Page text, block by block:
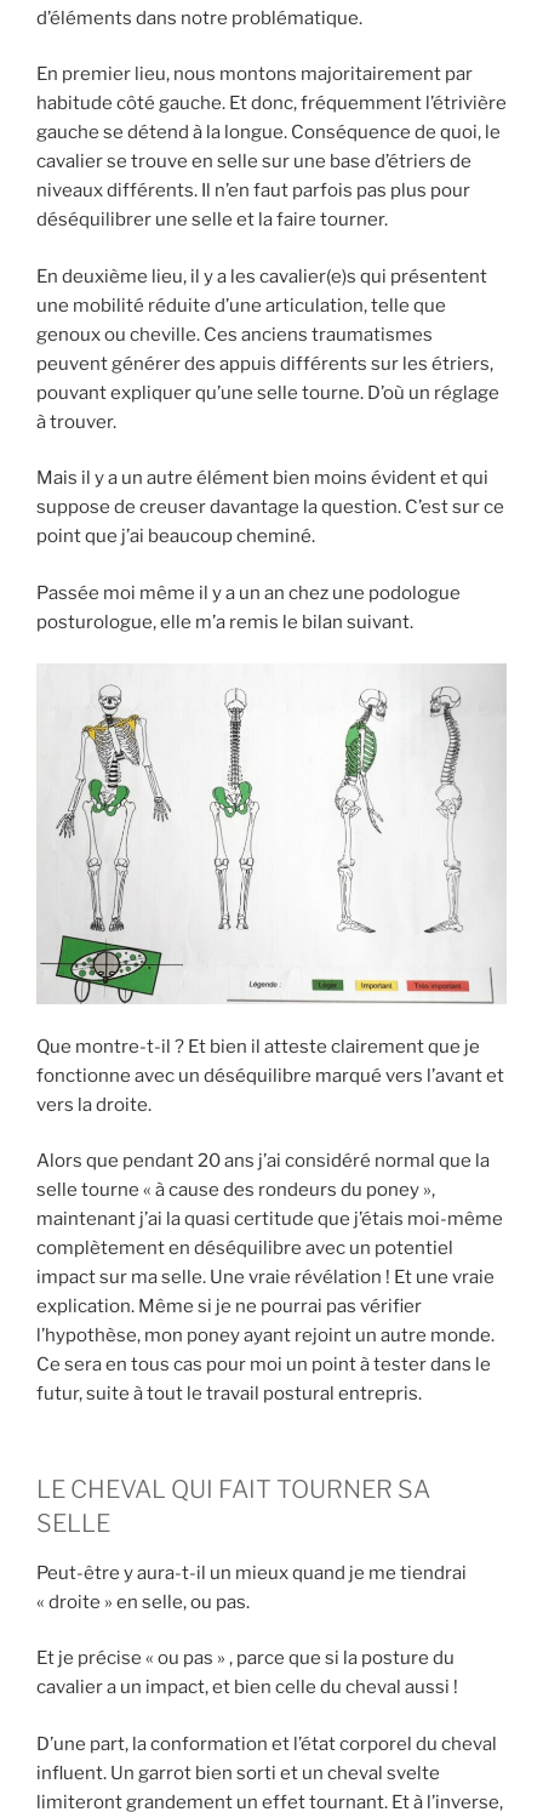
d’éléments dans notre problématique.
En premier lieu, nous montons majoritairement par
habitude côté gauche. Et donc, fréquemment l’étrivière
gauche se détend à la longue. Conséquence de quoi, le
cavalier se trouve en selle sur une base d’étriers de
niveaux différents. Il n’en faut parfois pas plus pour
déséquilibrer une selle et la faire tourner.
En deuxième lieu, il y a les cavalier(e)s qui présentent
une mobilité réduite d’une articulation, telle que
genoux ou cheville. Ces anciens traumatismes
peuvent générer des appuis différents sur les étriers,
pouvant expliquer qu’une selle tourne. D’où un réglage
à trouver.
Mais il y a un autre élément bien moins évident et qui
suppose de creuser davantage la question. C’est sur ce
point que j’ai beaucoup cheminé.
Passée moi même il y a un an chez une podologue
posturologue, elle m’a remis le bilan suivant.
Que montre-t-il ? Et bien il atteste clairement que je
fonctionne avec un déséquilibre marqué vers l’avant et
vers la droite.
Alors que pendant 20 ans j’ai considéré normal que la
selle tourne « à cause des rondeurs du poney »,
maintenant j’ai la quasi certitude que j’étais moi-même
complètement en déséquilibre avec un potentiel
impact sur ma selle. Une vraie révélation ! Et une vraie
explication. Même si je ne pourrai pas vérifier
l’hypothèse, mon poney ayant rejoint un autre monde.
Ce sera en tous cas pour moi un point à tester dans le
futur, suite à tout le travail postural entrepris.
LE CHEVAL QUI FAIT TOURNER SA
SELLE
Peut-être y aura-t-il un mieux quand je me tiendrai
« droite » en selle, ou pas.
Et je précise « ou pas » , parce que si la posture du
cavalier a un impact, et bien celle du cheval aussi !
D’une part, la conformation et l’état corporel du cheval
influent. Un garrot bien sorti et un cheval svelte
limiteront grandement un effet tournant. Et à l’inverse,